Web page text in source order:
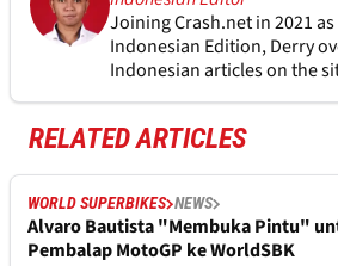
Joining Crash.net in 2021
Indonesian Edition, Derry
Indonesian articles on the
RELATED ARTICLES
WORLD SUPERBIKES NEWS
Alvaro Bautista "Membuka Pintu"
Pembalap MotoGP ke WorldSBK